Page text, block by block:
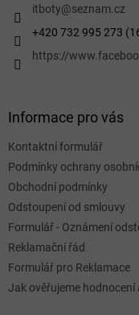
itboty@seznam.cz
+420 732 995 273
https://
Informace pro vás
Kontaktní formulář
Podmínky ochrany
Obchodní podmínky
Odstoupení od smlouvy
Formulář - Oznámení
Reklamační řád
Formulář pro Reklamace
Jak ověřujeme hodnocení